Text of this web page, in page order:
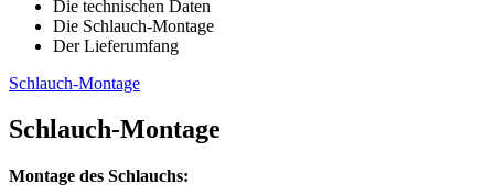
Die technischen Daten
Die Schlauch-Montage
Der Lieferumfang
Schlauch-Montage
Schlauch-Montage
Montage des Schlauchs: